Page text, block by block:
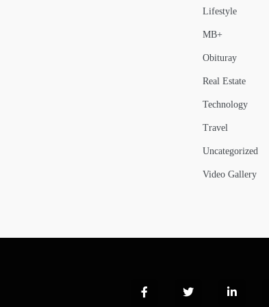
Lifestyle
MB+
Obituray
Real Estate
Technology
Travel
Uncategorized
Video Gallery